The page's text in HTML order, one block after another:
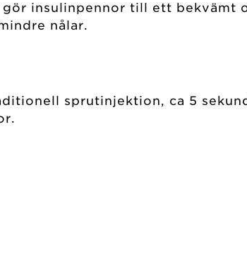
insulinpennor till ett bekvämt
nålar.
sprutinjektion, ca 5